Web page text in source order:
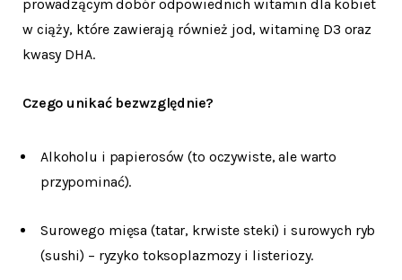
prowadzącym dobór odpowiednich witamin dla kobiet
w ciąży, które zawierają również jod, witaminę D3 oraz
kwasy DHA.
Czego unikać bezwzględnie?
Alkoholu i papierosów (to oczywiste, ale warto
przypominać).
Surowego mięsa (tatar, krwiste steki) i surowych ryb
(sushi) – ryzyko toksoplazmozy i listeriozy.